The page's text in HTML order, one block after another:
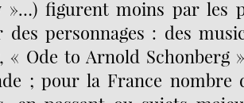
»…) figurent moins par les
des personnages : des
« Ode to Arnold Schonberg
; pour la France nombre